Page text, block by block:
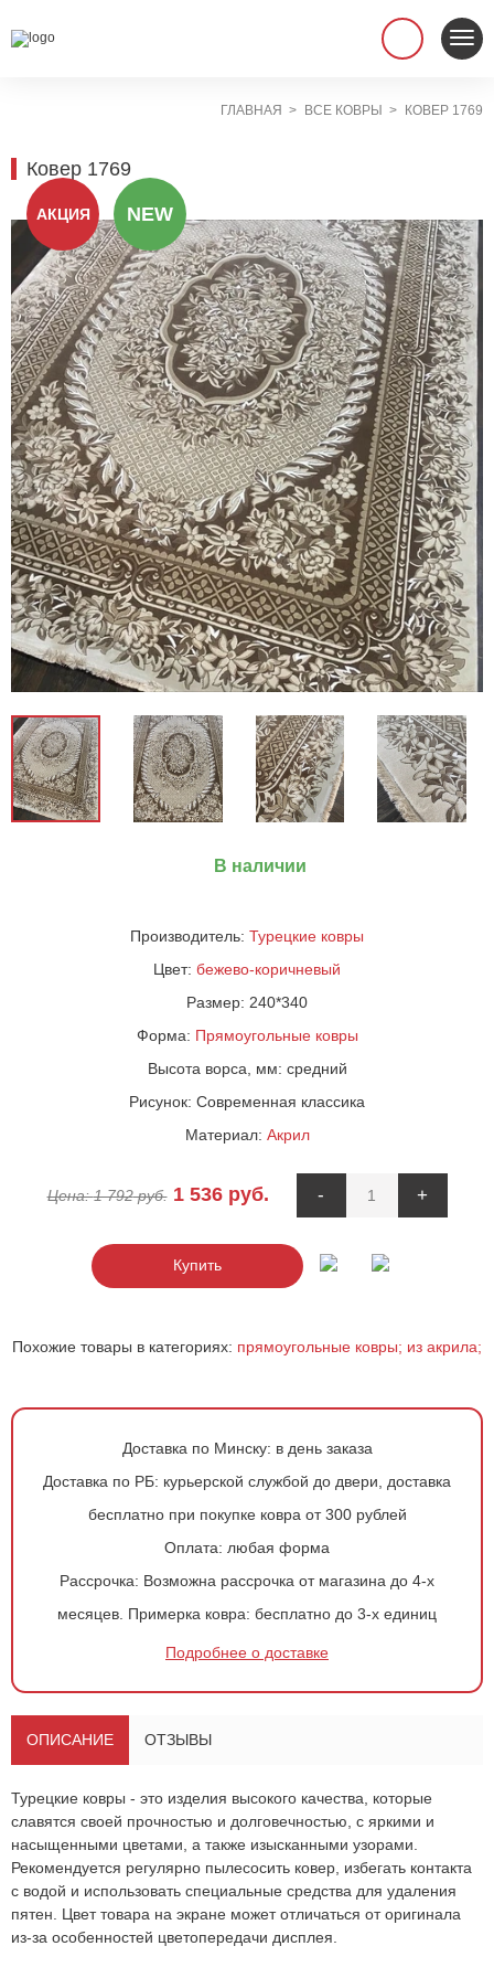
ГЛАВНАЯ ВСЕ КОВРЫ КОВЕР 1769
Ковер 1769
АКЦИЯ NEW
В наличии
Производитель: Турецкие ковры
Цвет: бежево-коричневый
Размер: 240*340
Форма: Прямоугольные ковры
Высота ворса, мм: средний
Рисунок: Современная классика
Материал: Акрил
Цена:1 792руб. 1 536руб. - +
Купить
Похожие товары в категориях: прямоугольные ковры; из акрила;
Доставка по Минску: в день заказа
Доставка по РБ: курьерской службой до двери, доставка
бесплатно при покупке ковра от 300 рублей
Оплата: любая форма
Рассрочка: Возможна рассрочка от магазина до 4-х
месяцев. Примерка ковра: бесплатно до 3-х единиц
Подробнее о доставке
ОПИСАНИЕ ОТЗЫВЫ
Турецкие ковры - это изделия высокого качества, которые
славятся своей прочностью и долговечностью, с яркими и
насыщенными цветами, а также изысканными узорами.
Рекомендуется регулярно пылесосить ковер, избегать контакта
с водой и использовать специальные средства для удаления
пятен. Цвет товара на экране может отличаться от оригинала
из-за особенностей цветопередачи дисплея.
ОСТАВИТЬ ЗАЯВКУ